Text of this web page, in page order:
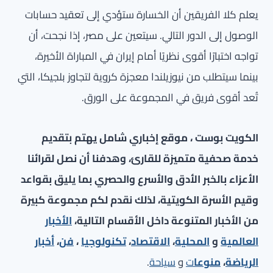
يعلم كلا الفريقين أن الخسارة ستؤدي إلى تعقيد حسابات
الوصول إلى الدور التالي. سيتعين على مصر، إذا نجحت، أن
تواجه اختبارًا أقوى نظريًا أمام إيران في المباراة الأخيرة،
بينما سيتطلب من نيوزيلندا معجزة كروية لتجاوز بلجيكا، التي
تُعد أقوى فريق في المجموعة على الورق.
الكويت بوست ، موقع إخباري شامل يهتم بتقديم
خدمة صحفية متميزة للقارئ، وهدفنا أن نصل لقرائنا
الأعزاء بالخبر الأدق والأسرع والحصري بما يليق بقواعد
وقيم الأسرة الكويتية، لذلك نقدم لكم مجموعة كبيرة
من الأخبار المتنوعة داخل الأقسام التالية،الأخبار
العالميةوالمحلية،الاقتصاد،تكنولوجيا،فن،أخبار
الرياضة،منوعاتوسياحة.